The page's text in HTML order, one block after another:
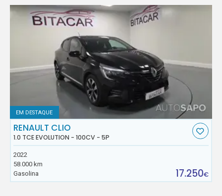
EM DESTAQUE
RENAULT CLIO
1.0 TCE EVOLUTION - 100CV - 5P
2022
58.000 km
Gasolina
17.250€